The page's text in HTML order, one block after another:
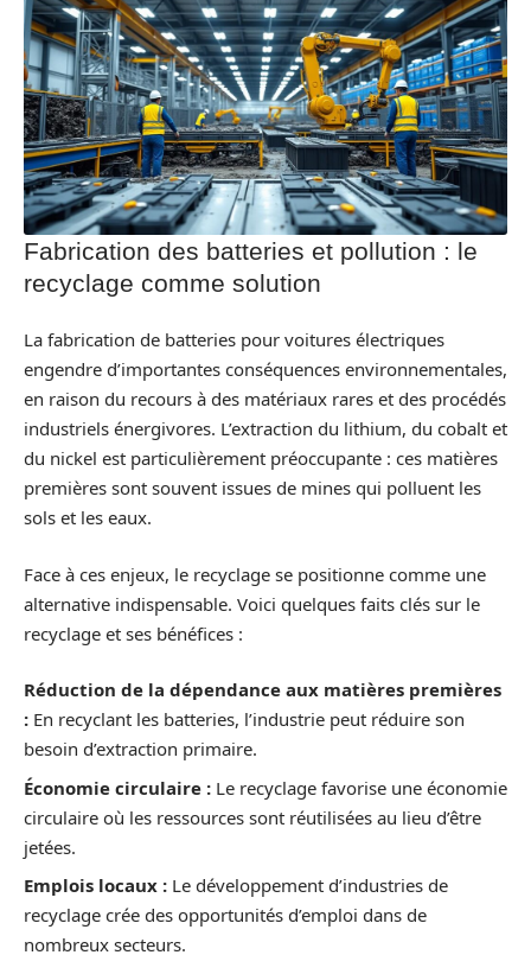
Fabrication des batteries et pollution : le
recyclage comme solution
La fabrication de batteries pour voitures électriques
engendre d’importantes conséquences environnementales,
en raison du recours à des matériaux rares et des procédés
industriels énergivores. L’extraction du lithium, du cobalt et
du nickel est particulièrement préoccupante : ces matières
premières sont souvent issues de mines qui polluent les
sols et les eaux.
Face à ces enjeux, le recyclage se positionne comme une
alternative indispensable. Voici quelques faits clés sur le
recyclage et ses bénéfices :
Réduction de la dépendance aux matières premières
: En recyclant les batteries, l’industrie peut réduire son
besoin d’extraction primaire.
Économie circulaire : Le recyclage favorise une économie
circulaire où les ressources sont réutilisées au lieu d’être
jetées.
Emplois locaux : Le développement d’industries de
recyclage crée des opportunités d’emploi dans de
nombreux secteurs.